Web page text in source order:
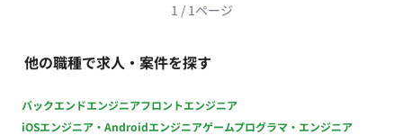
1 / 1ページ
他の職種で求人・案件を探す
バックエンドエンジニアフロントエンジニア
iOSエンジニア・Androidエンジニアゲームプログラマ・エンジニア